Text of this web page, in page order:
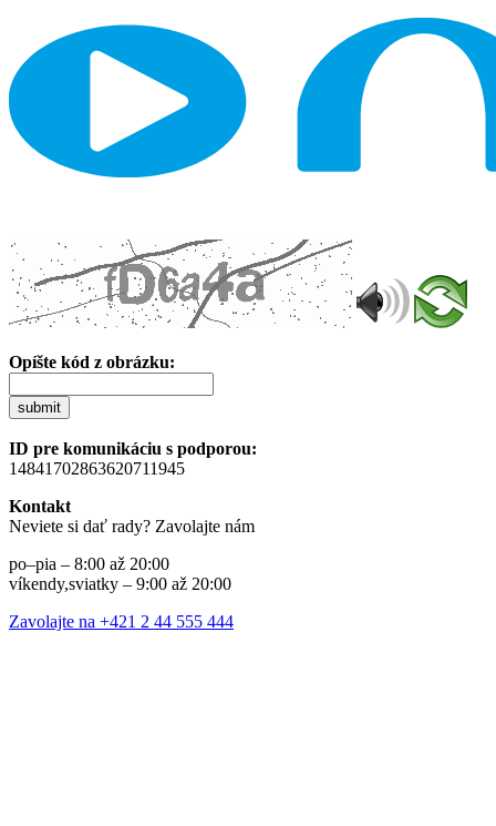
Opíšte kód z obrázku:
submit
ID pre komunikáciu s podporou:
14841702863620711945
Kontakt
Neviete si dať rady? Zavolajte nám
po–pia – 8:00 až 20:00
víkendy,sviatky – 9:00 až 20:00
Zavolajte na +421 2 44 555 444